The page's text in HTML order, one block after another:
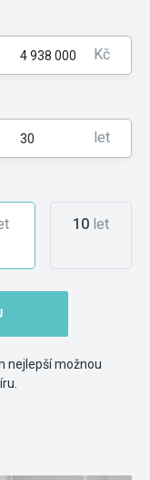
Kč
let
10 let
nejlepší možnou